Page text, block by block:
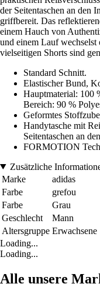
der Seitentaschen an den
griffbereit. Das
einem Hauch von
und einem Lauf wechselst
vielseitigen Shorts sind
Standard Schnitt.
Elastischer Bund,
Hauptmaterial: 100
Bereich: 90 %
Geformtes
Handytasche mit
Seitentaschen an
FORMOTION
Zusätzliche
Marke
adidas
Farbe
grefou
Farbe
Grau
Geschlecht
Mann
Altersgruppe Erwachsene
Loading...
Loading...
Alle unsere